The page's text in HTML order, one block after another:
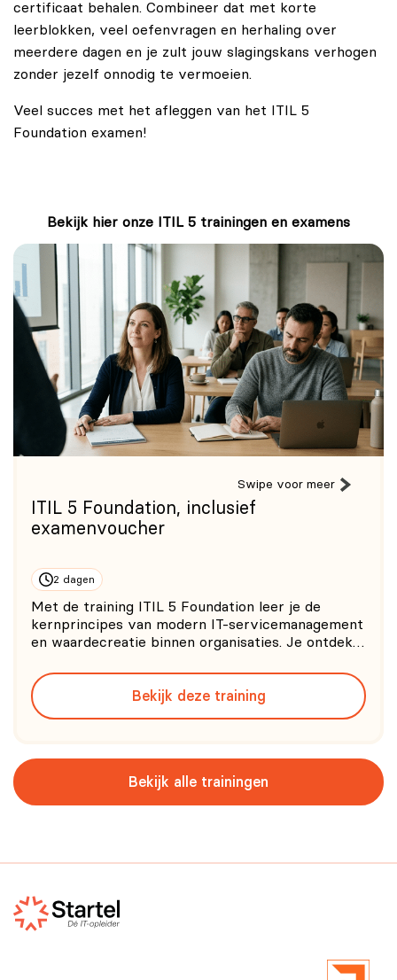
certificaat behalen. Combineer dat met korte
leerblokken, veel oefenvragen en herhaling over
meerdere dagen en je zult jouw slagingskans verhogen
zonder jezelf onnodig te vermoeien.
Veel succes met het afleggen van het ITIL 5
Foundation examen!
Bekijk hier onze ITIL 5 trainingen en examens
Swipe voor meer
ITIL 5 Foundation, inclusief
examenvoucher
2 dagen
Met de training ITIL 5 Foundation leer je de
kernprincipes van modern IT-servicemanagement
en waardecreatie binnen organisaties. Je ontdekt
effectief worden ontworpen, beheerd en continu
verbeterd in een wereld waarin technologie,
samenwerking en klant
Bekijk deze training
Bekijk alle trainingen